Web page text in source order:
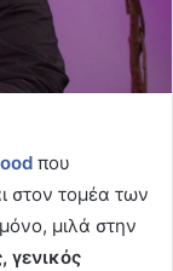
που
στον τομέα των
μιλά στην
γενικός